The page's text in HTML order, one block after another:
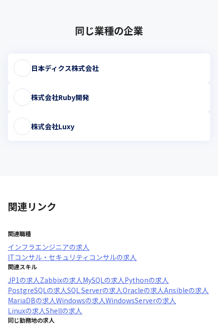
同じ業種の企業
日本ディクス株式会社
株式会社Ruby開発
株式会社Luxy
関連リンク
関連職種
インフラエンジニアの求人
ITコンサル・セキュリティコンサルの求人
関連スキル
JP1の求人Zabbixの求人MySQLの求人Pythonの求人
PostgreSQLの求人SQL Serverの求人Oracleの求人Ansibleの求人
MariaDBの求人Windowsの求人WindowsServerの求人
Linuxの求人Shellの求人
同じ勤務地の求人